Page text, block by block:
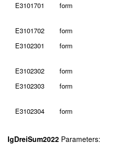
E3101701
form
E3101702 form
E3102301
form
E3102302 form
E3102303
form
E3102304 form
IgDreiSum2022 Parameters: